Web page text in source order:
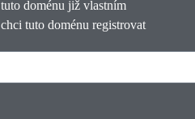
tuto doménu již vlastním
chci tuto doménu registrovat